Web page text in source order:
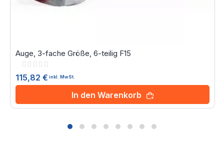
Auge, 3-fache Größe, 6-teilig F15
Rating:
115,82 € inkl. MwSt.
In den Warenkorb